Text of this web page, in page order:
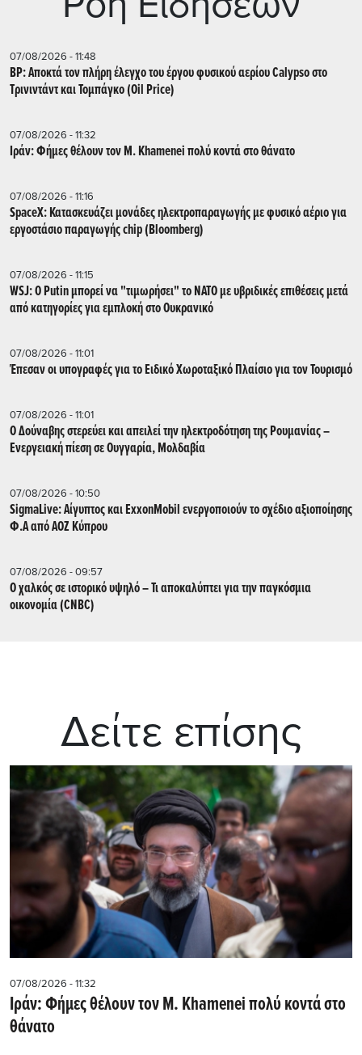
07/08/2026 - 11:48
BP: Αποκτά τον πλήρη έλεγχο του έργου φυσικού αερίου Calypso στο
Τρινιντάντ και Τομπάγκο (Oil Price)
07/08/2026 - 11:32
Ιράν: Φήμες θέλουν τον Μ. Khamenei πολύ κοντά στο θάνατο
07/08/2026 - 11:16
SpaceX: Κατασκευάζει μονάδες ηλεκτροπαραγωγής με φυσικό αέριο για
εργοστάσιο παραγωγής chip (Bloomberg)
07/08/2026 - 11:15
WSJ: Ο Putin μπορεί να "τιμωρήσει" το ΝΑΤΟ με υβριδικές επιθέσεις μετά
από κατηγορίες για εμπλοκή στο Ουκρανικό
07/08/2026 - 11:01
Έπεσαν οι υπογραφές για το Ειδικό Χωροταξικό Πλαίσιο για τον Τουρισμό
07/08/2026 - 11:01
Ο Δούναβης στερεύει και απειλεί την ηλεκτροδότηση της Ρουμανίας –
Ενεργειακή πίεση σε Ουγγαρία, Μολδαβία
07/08/2026 - 10:50
SigmaLive: Αίγυπτος και ExxonMobil ενεργοποιούν το σχέδιο αξιοποίησης
Φ.Α από ΑΟΖ Κύπρου
07/08/2026 - 09:57
Ο χαλκός σε ιστορικό υψηλό – Τι αποκαλύπτει για την παγκόσμια
οικονομία (CNBC)
Δείτε επίσης
07/08/2026 - 11:32
Ιράν: Φήμες θέλουν τον Μ. Khamenei πολύ κοντά στο
θάνατο